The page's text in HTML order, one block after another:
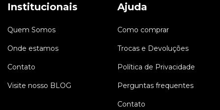
Institucionais
Quem Somos
Onde estamos
Contato
Visite nosso BLOG
Ajuda
Como comprar
Trocas e Devoluções
Política de Privacidade
Perguntas frequentes
Contato